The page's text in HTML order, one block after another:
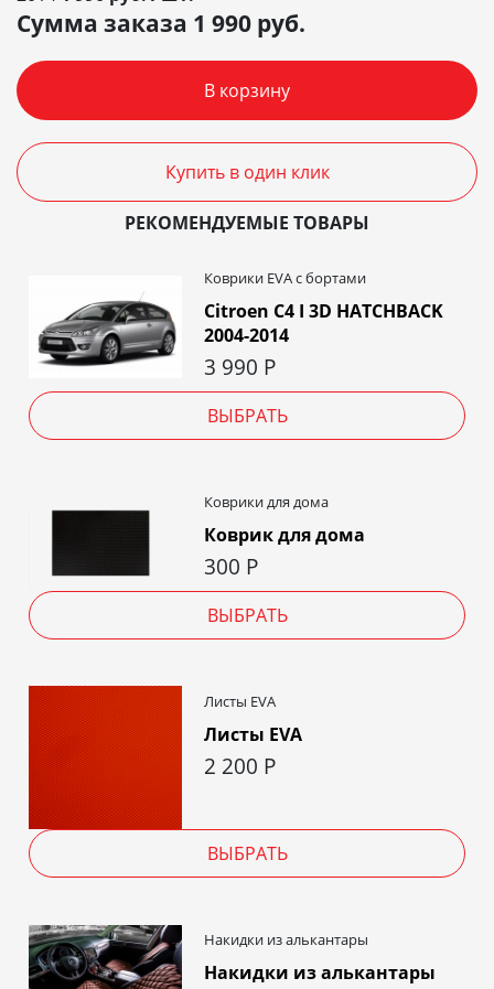
Сумма заказа 1 990 руб.
В корзину
Купить в один клик
РЕКОМЕНДУЕМЫЕ ТОВАРЫ
Коврики EVA c бортами
Citroen C4 I 3D HATCHBACK
2004-2014
3 990 Р
ВЫБРАТЬ
Коврики для дома
Коврик для дома
300 Р
ВЫБРАТЬ
Листы EVA
Листы EVA
2 200 Р
ВЫБРАТЬ
Накидки из алькантары
Накидки из алькантары